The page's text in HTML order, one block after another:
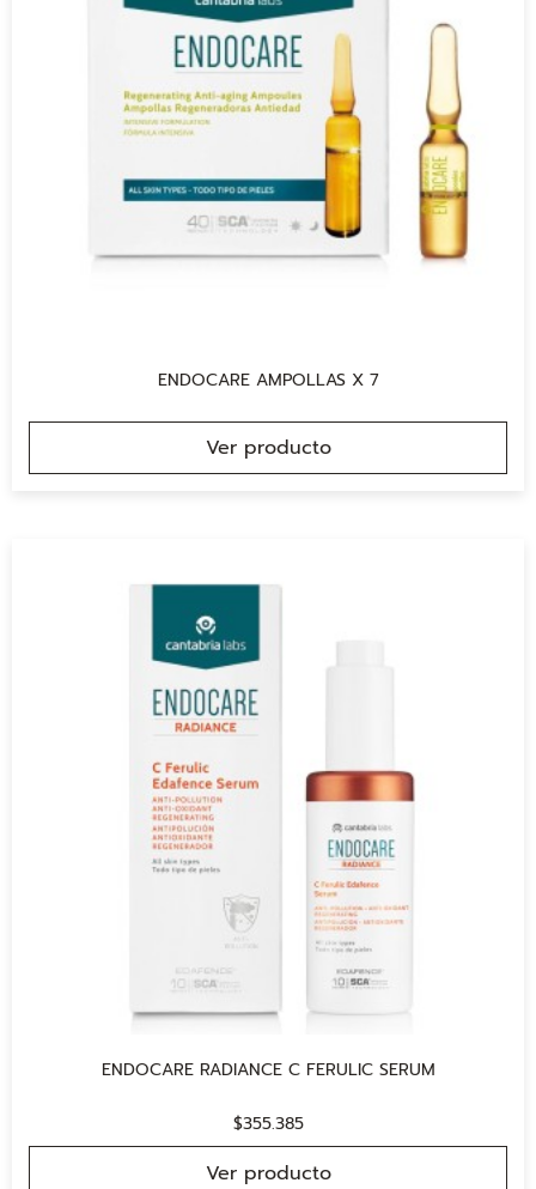
ENDOCARE AMPOLLAS X 7
Ver producto
ENDOCARE RADIANCE C FERULIC SERUM
$355.385
Ver producto